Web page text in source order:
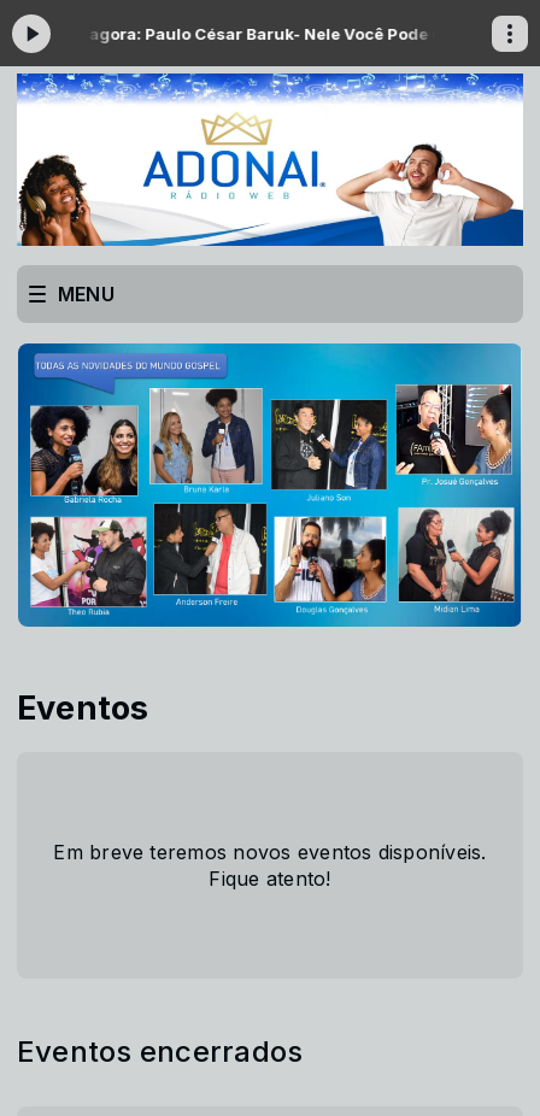
agora: Paulo César Baruk- Nele Você Pode Confiar [feat
MENU
Eventos
Em breve teremos novos eventos disponíveis.
Fique atento!
Eventos encerrados